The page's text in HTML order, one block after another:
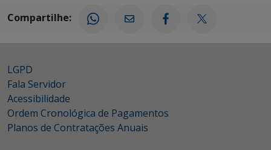
Compartilhe:
LGPD
Fala Servidor
Acessibilidade
Ordem Cronológica de Pagamentos
Planos de Contratações Anuais